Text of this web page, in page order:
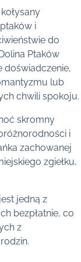
i
do
Ptaków
doświadczenie,
lub
chwili spokoju.
skromny
i
zachowanej
zgiełku,
jedną z
bezpłatnie, co
z